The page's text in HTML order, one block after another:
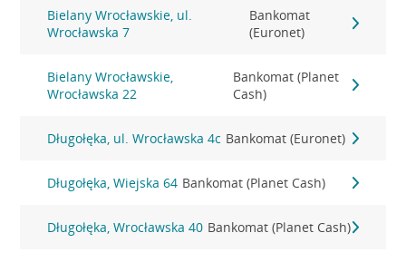
Bielany Wrocławskie, ul.
Wrocławska 7
Bankomat
(Euronet)
Bielany Wrocławskie,
Wrocławska 22
Bankomat (Planet
Cash)
Długołęka, ul. Wrocławska 4c Bankomat (Euronet)
Długołęka, Wiejska 64 Bankomat (Planet Cash)
Długołęka, Wrocławska 40 Bankomat (Planet Cash)